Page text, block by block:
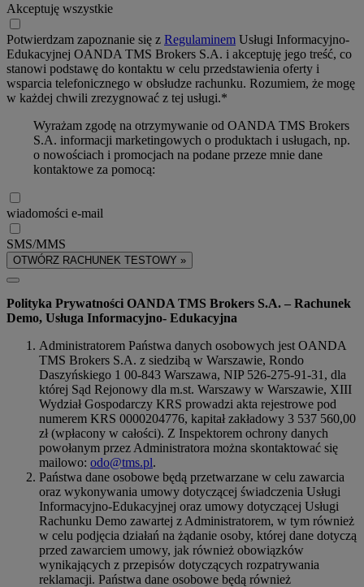
Akceptuję wszystkie
Potwierdzam zapoznanie się z Regulaminem Usługi Informacyjno-
Edukacyjnej OANDA TMS Brokers S.A. i akceptuję jego treść, co
stanowi podstawę do kontaktu w celu przedstawienia oferty i
wsparcia telefonicznego w obsłudze rachunku. Rozumiem, że mogę
w każdej chwili zrezygnować z tej usługi.*
Wyrażam zgodę na otrzymywanie od OANDA TMS Brokers
S.A. informacji marketingowych o produktach i usługach, np.
o nowościach i promocjach na podane przeze mnie dane
kontaktowe za pomocą:
wiadomości e-mail
SMS/MMS
OTWÓRZ RACHUNEK TESTOWY »
Polityka Prywatności OANDA TMS Brokers S.A. – Rachunek
Demo, Usługa Informacyjno- Edukacyjna
Administratorem Państwa danych osobowych jest OANDA
TMS Brokers S.A. z siedzibą w Warszawie, Rondo
Daszyńskiego 1 00-843 Warszawa, NIP 526-275-91-31, dla
której Sąd Rejonowy dla m.st. Warszawy w Warszawie, XIII
Wydział Gospodarczy KRS prowadzi akta rejestrowe pod
numerem KRS 0000204776, kapitał zakładowy 3 537 560,00
zł (wpłacony w całości). Z Inspektorem ochrony danych
powołanym przez Administratora można skontaktować się
mailowo: odo@tms.pl.
Państwa dane osobowe będą przetwarzane w celu zawarcia
oraz wykonywania umowy dotyczącej świadczenia Usługi
Informacyjno-Edukacyjnej oraz umowy dotyczącej Usługi
Rachunku Demo zawartej z Administratorem, w tym również
w celu podjęcia działań na żądanie osoby, której dane dotyczą
przed zawarciem umowy, jak również obowiązków
wynikających z przepisów dotyczących rozpatrywania
reklamacji. Państwa dane osobowe będą również